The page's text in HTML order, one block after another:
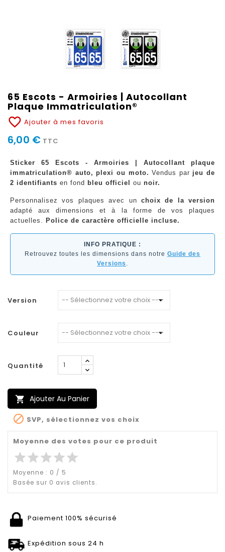
65 Escots - Armoiries | Autocollant
Plaque Immatriculation®
favorite_border Ajouter à mes favoris
6,00 € TTC
Sticker 65 Escots - Armoiries | Autocollant plaque
immatriculation® auto, plexi ou moto. Vendus par jeu de
2 identifiants en fond bleu officiel ou noir.
Personnalisez vos plaques avec un choix de la version
adapté aux dimensions et à la forme de vos plaques
actuelles. Police de caractère officielle incluse.
INFO PRATIQUE :
Retrouvez toutes les dimensions dans notre Guide des
Versions .
Version
Couleur
Quantité
 Ajouter Au Panier
 SVP, sélectionnez vos choix
Moyenne des votes pour ce produit
starstarstarstarstar
Moyenne : 0 / 5
Basée sur 0 avis clients.
Paiement 100% sécurisé
Expédition sous 24 h